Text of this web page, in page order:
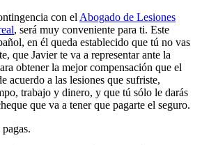
con el Abogado de Lesiones
, será muy conveniente para ti. Este
en él queda establecido que tú no vas
que Javier te va a representar ante la
obtener la mejor compensación que el
acuerdo a las lesiones que sufriste,
trabajo y dinero, y que tú sólo le darás
que va a tener que pagarte el seguro.